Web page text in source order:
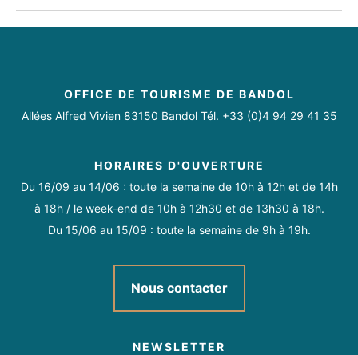
Dimanche Ouvert
Conforts
Lave linge privatif Lave vaisselle
OFFICE DE TOURISME DE BANDOL
Allées Alfred Vivien 83150 Bandol Tél. +33 (0)4 94 29 41 35
HORAIRES D'OUVERTURE
Du 16/09 au 14/06 : toute la semaine de 10h à 12h et de 14h
à 18h / le week-end de 10h à 12h30 et de 13h30 à 18h.
Du 15/06 au 15/09 : toute la semaine de 9h à 19h.
Nous contacter
NEWSLETTER